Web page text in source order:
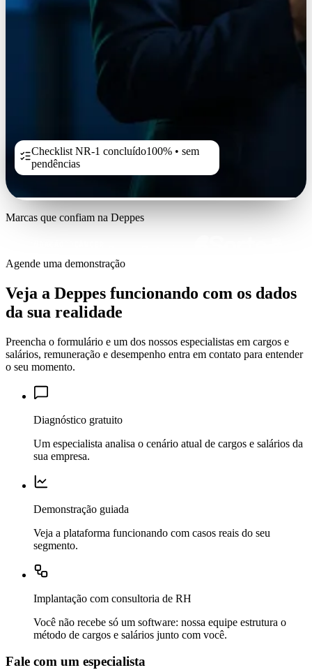
Checklist NR-1 concluído100% • sem
pendências
Marcas que confiam na Deppes
Agende uma demonstração
Veja a Deppes funcionando com os dados
da sua realidade
Preencha o formulário e um dos nossos especialistas em cargos e
salários, remuneração e desempenho entra em contato para entender
o seu momento.
Diagnóstico gratuito
Um especialista analisa o cenário atual de cargos e salários da
sua empresa.
Demonstração guiada
Veja a plataforma funcionando com casos reais do seu
segmento.
Implantação com consultoria de RH
Você não recebe só um software: nossa equipe estrutura o
método de cargos e salários junto com você.
Fale com um especialista